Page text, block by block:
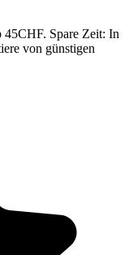
45CHF. Spare Zeit: In
von günstigen